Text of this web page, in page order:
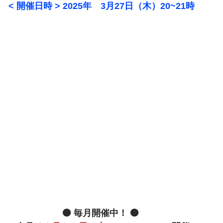
< 開催日時 > 2025年　3月27日（木）20~21時
🟠 毎月開催中！ 🟠